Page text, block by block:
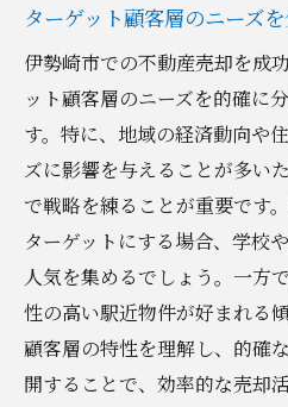
ターゲット顧客層のニーズ
伊勢崎市での不動産売却を成
ット顧客層のニーズを的確に
す。特に、地域の経済動向や
ズに影響を与えることが多い
で戦略を練ることが重要です
ターゲットにする場合、学校
人気を集めるでしょう。一方
性の高い駅近物件が好まれる
顧客層の特性を理解し、的確
開することで、効率的な売却